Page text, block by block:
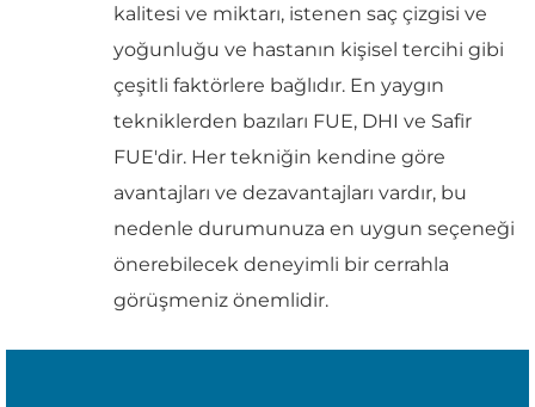
kalitesi ve miktarı, istenen saç çizgisi ve
yoğunluğu ve hastanın kişisel tercihi gibi
çeşitli faktörlere bağlıdır. En yaygın
tekniklerden bazıları FUE, DHI ve Safir
FUE'dir. Her tekniğin kendine göre
avantajları ve dezavantajları vardır, bu
nedenle durumunuza en uygun seçeneği
önerebilecek deneyimli bir cerrahla
görüşmeniz önemlidir.